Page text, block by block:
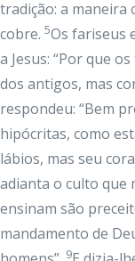
tradição: a maneira
cobre. 5Os fariseus
a Jesus: “Por que
dos antigos, mas
respondeu: “Bem
hipócritas, como
lábios, mas seu
adianta o culto que
ensinam são
mandamento de
9